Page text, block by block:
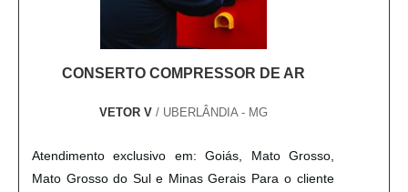
CONSERTO COMPRESSOR DE AR
VETOR V/ UBERLÂNDIA - MG
Atendimento exclusivo em: Goiás, Mato Grosso,
Mato Grosso do Sul e Minas Gerais Para o cliente